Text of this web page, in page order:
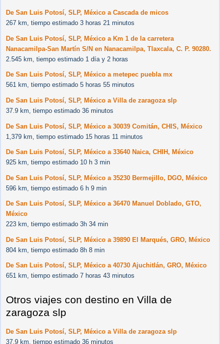
De San Luis Potosí, SLP, México a Cascada de micos
267 km, tiempo estimado 3 horas 21 minutos
De San Luis Potosí, SLP, México a Km 1 de la carretera
Nanacamilpa-San Martín S/N en Nanacamilpa, Tlaxcala, C. P. 90280.
2.545 km, tiempo estimado 1 día y 2 horas
De San Luis Potosí, SLP, México a metepec puebla mx
561 km, tiempo estimado 5 horas 55 minutos
De San Luis Potosí, SLP, México a Villa de zaragoza slp
37.9 km, tiempo estimado 36 minutos
De San Luis Potosí, SLP, México a 30039 Comitán, CHIS, México
1,379 km, tiempo estimado 15 horas 11 minutos
De San Luis Potosí, SLP, México a 33640 Naica, CHIH, México
925 km, tiempo estimado 10 h 3 min
De San Luis Potosí, SLP, México a 35230 Bermejillo, DGO, México
596 km, tiempo estimado 6 h 9 min
De San Luis Potosí, SLP, México a 36470 Manuel Doblado, GTO,
México
223 km, tiempo estimado 3h 34 min
De San Luis Potosí, SLP, México a 39890 El Marqués, GRO, México
804 km, tiempo estimado 8h 8 min
De San Luis Potosí, SLP, México a 40730 Ajuchitlán, GRO, México
651 km, tiempo estimado 7 horas 43 minutos
Otros viajes con destino en Villa de
zaragoza slp
De San Luis Potosí, SLP, México a Villa de zaragoza slp
37.9 km, tiempo estimado 36 minutos